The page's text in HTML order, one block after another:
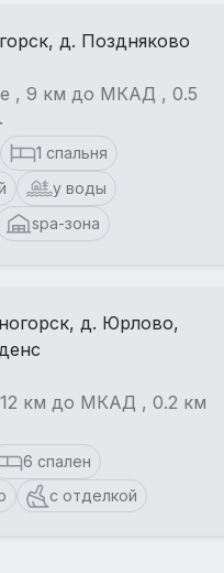
д. Поздняково
, 9 км до МКАД , 0.5
1 спальня
у воды
spa-зона
д. Юрлово,
км до МКАД , 0.2 км
6 спален
с отделкой